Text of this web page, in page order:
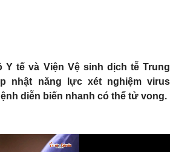
Y tế và Viện Vệ sinh dịch tễ Trung
nhật năng lực xét nghiệm virus
diễn biến nhanh có thể tử vong.